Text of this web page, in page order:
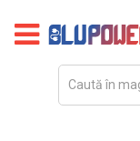
FOTOVOLTAICE